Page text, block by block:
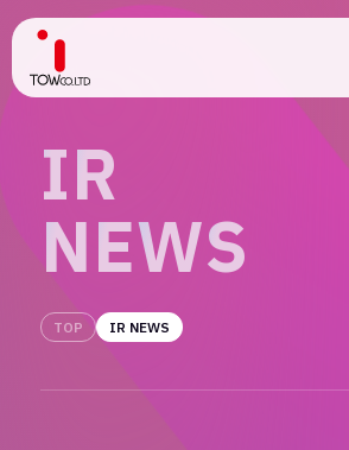
ABOUT US
WORKS
COMPANY
IR
NEWS
TOP IR NEWS